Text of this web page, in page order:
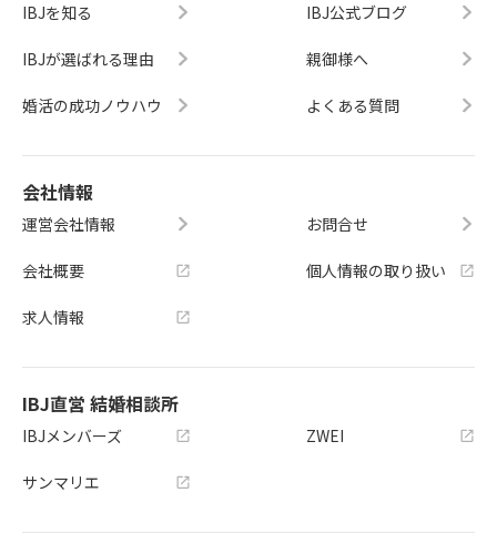
IBJを知る
IBJが選ばれる理由
婚活の成功ノウハウ
IBJ公式ブログ
親御様へ
よくある質問
会社情報
運営会社情報
会社概要
求人情報
お問合せ
個人情報の取り扱い
IBJ直営 結婚相談所
IBJメンバーズ
サンマリエ
ZWEI